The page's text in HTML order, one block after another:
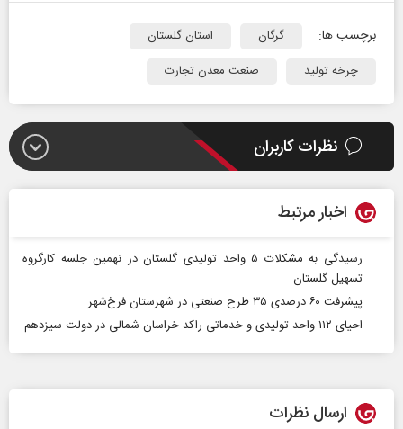
برچسب ها: گرگان
استان گلستان
چرخه تولید
صنعت معدن تجارت
نظرات کاربران
اخبار مرتبط
رسیدگی به مشکلات ۵ واحد‌ تولیدی گلستان در نهمین جلسه کارگروه
تسهیل گلستان
پیشرفت ۶۰ درصدی ۳۵ طرح صنعتی در شهرستان فرخ‌شهر
احیای ۱۱۲ واحد تولیدی و خدماتی راکد خراسان شمالی در دولت سیزدهم
ارسال نظرات